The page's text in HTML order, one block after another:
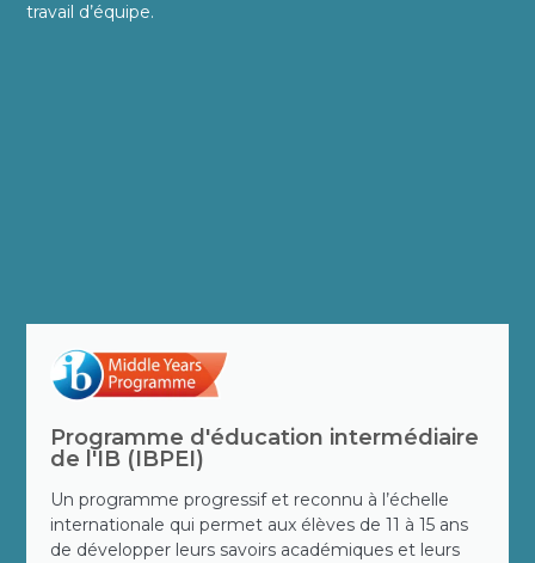
travail d’équipe.
Programme d'éducation intermédiaire
de l'IB (IBPEI)
Un programme progressif et reconnu à l’échelle
internationale qui permet aux élèves de 11 à 15 ans
de développer leurs savoirs académiques et leurs